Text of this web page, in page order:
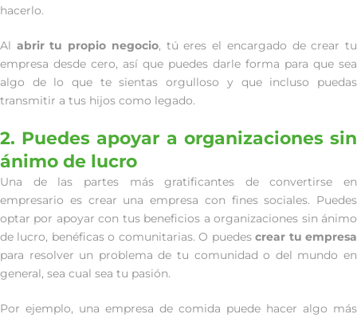
hacerlo.
Al abrir tu propio negocio, tú eres el encargado de crear tu
empresa desde cero, así que puedes darle forma para que sea
algo de lo que te sientas orgulloso y que incluso puedas
transmitir a tus hijos como legado.
2. Puedes apoyar a organizaciones sin
ánimo de lucro
Una de las partes más gratificantes de convertirse en
empresario es crear una empresa con fines sociales. Puedes
optar por apoyar con tus beneficios a organizaciones sin ánimo
de lucro, benéficas o comunitarias. O puedescrear tu empresa
para resolver un problema de tu comunidad o del mundo en
general, sea cual sea tu pasión.
Por ejemplo, una empresa de comida puede hacer algo más